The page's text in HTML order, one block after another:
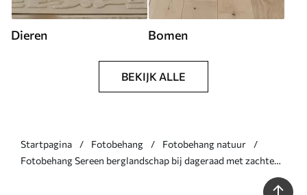
Dieren Bomen
BEKIJK ALLE
Startpagina Fotobehang
Fotobehang natuur
Fotobehang Sereen berglandschap bij dageraad met zachte